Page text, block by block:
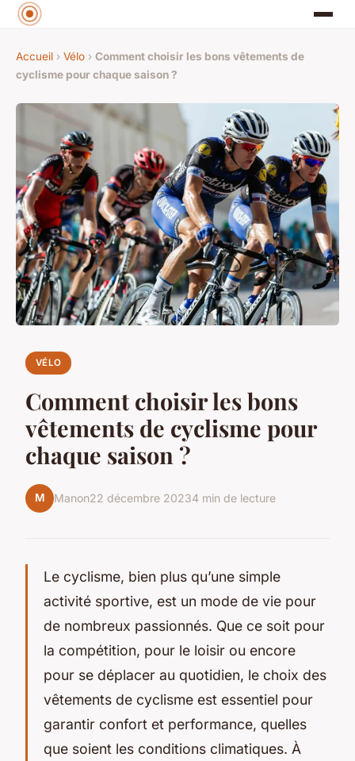
Accueil › Vélo › Comment choisir les bons vêtements de
cyclisme pour chaque saison ?
VÉLO
Comment choisir les bons
vêtements de cyclisme pour
chaque saison ?
M Manon22 décembre 20234 min de lecture
Le cyclisme, bien plus qu’une simple
activité sportive, est un mode de vie pour
de nombreux passionnés. Que ce soit pour
la compétition, pour le loisir ou encore
pour se déplacer au quotidien, le choix des
vêtements de cyclisme est essentiel pour
garantir confort et performance, quelles
que soient les conditions climatiques. À